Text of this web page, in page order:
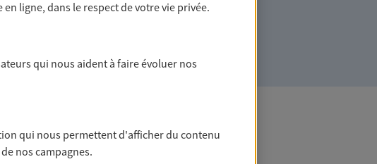
vos collaborateurs... mais aussi vous-même et
& Banque
ligne, dans le respect de votre vie privée.
qui nous aident à faire évoluer nos
qui nous permettent d'afficher du contenu
nos campagnes.